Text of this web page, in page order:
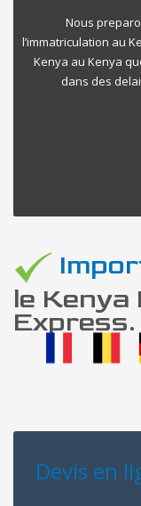
Nous
l’immatriculation au
Kenya au Kenya
dans des
le
Express.
Devis en